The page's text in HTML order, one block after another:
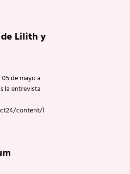
de Lilith y
05 de mayo a
la entrevista
content/l